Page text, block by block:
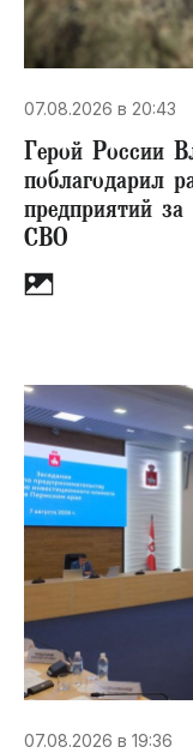
07.08.2026 в 20:43
Герой России
поблагодарил
предприятий
СВО
07.08.2026 в 19:36